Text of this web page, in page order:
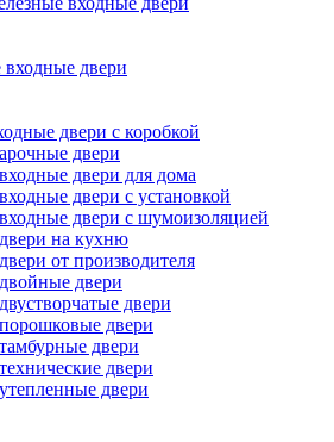
двери
двери с коробкой
двери
двери для дома
двери с установкой
двери с шумоизоляцией
на кухню
от производителя
двери
двери
двери
двери
двери
двери